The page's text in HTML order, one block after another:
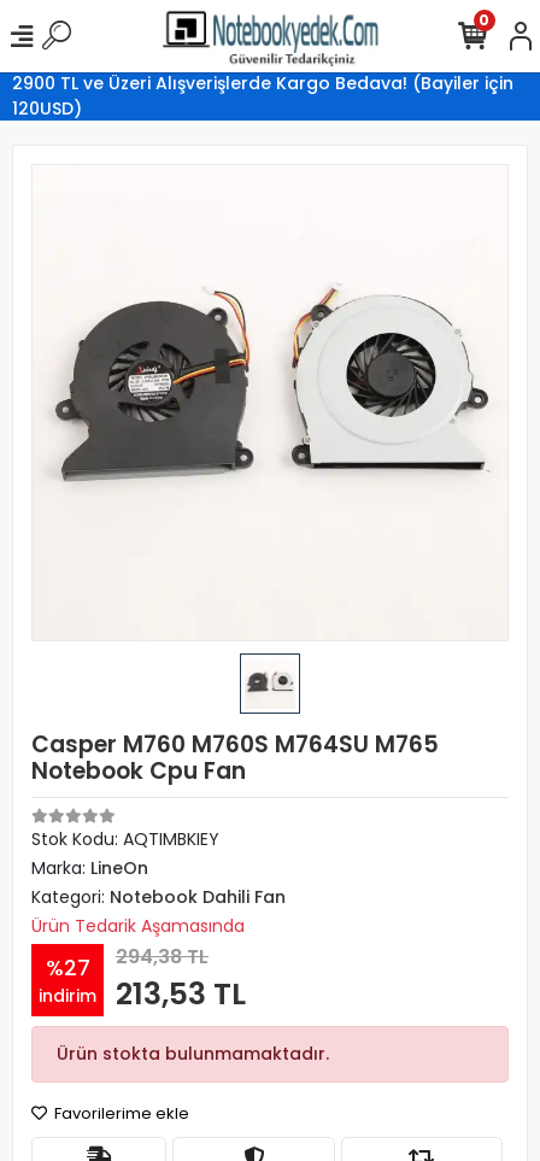
2900 TL ve Üzeri Alışverişlerde Kargo Bedava! (Bayiler için
120USD)
0
Casper M760 M760S M764SU M765
Notebook Cpu Fan
Stok Kodu: AQTIMBKIEY
Marka: LineOn
Kategori: Notebook Dahili Fan
Ürün Tedarik Aşamasında
%27
indirim
294,38 TL
213,53 TL
Ürün stokta bulunmamaktadır.
Favorilerime ekle